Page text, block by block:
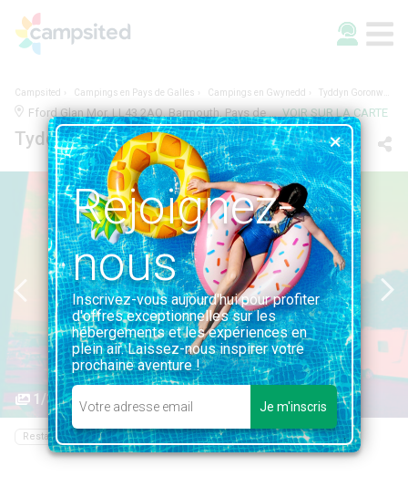
Campsited Campings en Pays de Galles Campings en Gwynedd Tyddyn Goronwy Camping Park
Fford Glan Mor, LL43 2AQ, Barmouth, Pays de Galles | 6.0KM DE BARMOUTH VOIR SUR LA CARTE
Tyddyn Goronwy Camping Park
1/3
Restaurant Bar Epicerie Piscine
Rejoignez-
nous
Inscrivez-vous aujourd'hui pour profiter
d'offres exceptionnelles sur les
hébergements et les expériences en
plein air. Laissez-nous inspirer votre
prochaine aventure !
Je m'inscris